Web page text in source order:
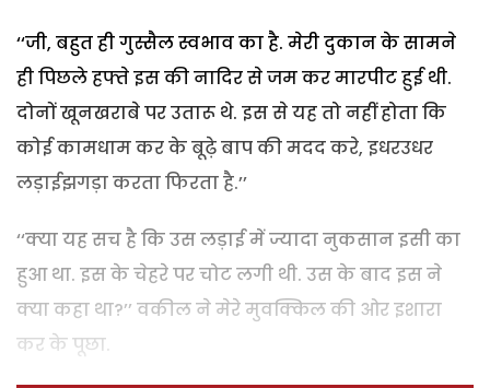
‘‘जी, बहुत ही गुस्सैल स्वभाव का है. मेरी दुकान के सामने
ही पिछले हफ्ते इस की नादिर से जम कर मारपीट हुई थी.
दोनों खूनखराबे पर उतारू थे. इस से यह तो नहीं होता कि
कोई कामधाम कर के बूढ़े बाप की मदद करे, इधरउधर
लड़ाईझगड़ा करता फिरता है.’’
‘‘क्या यह सच है कि उस लड़ाई में ज्यादा नुकसान इसी का
हुआ था. इस के चेहरे पर चोट लगी थी. उस के बाद इस ने
क्या कहा था?’’ वकील ने मेरे मुवक्किल की ओर इशारा
कर के पूछा.